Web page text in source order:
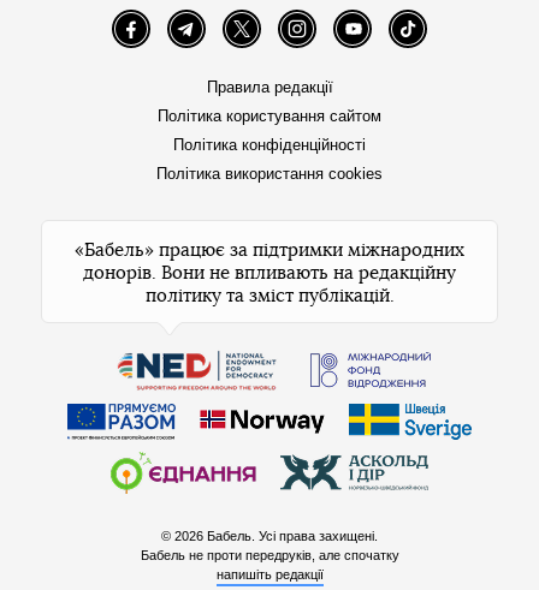
FacebookTelegramTwitter InstagramYouTube TikTok
Правила редакції
Політика користування сайтом
Політика конфіденційності
Політика використання cookies
«Бабель» працює за підтримки міжнародних
донорів. Вони не впливають на редакційну
політику та зміст публікацій.
© 2026 Бабель. Усі права захищені.
Бабель не проти передруків, але спочатку
напишіть редакції